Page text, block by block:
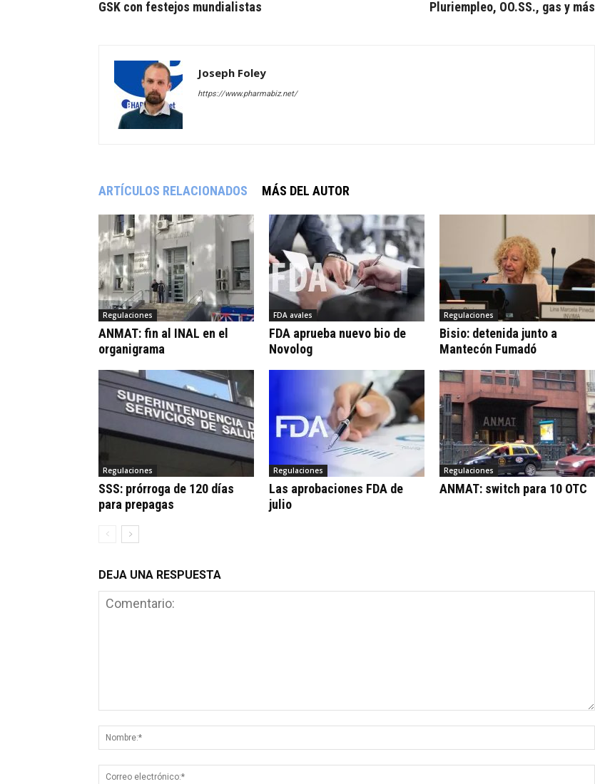
GSK con festejos mundialistas Pluriempleo, OO.SS., gas y más
Joseph Foley
https://www.pharmabiz.net/
ARTÍCULOS RELACIONADOS MÁS DEL AUTOR
Regulaciones
ANMAT: fin al INAL en el
organigrama
FDA avales
FDA aprueba nuevo bio de
Novolog
Regulaciones
Bisio: detenida junto a
Mantecón Fumadó
Regulaciones
SSS: prórroga de 120 días
para prepagas
Regulaciones
Las aprobaciones FDA de
julio
Regulaciones
ANMAT: switch para 10 OTC
DEJA UNA RESPUESTA